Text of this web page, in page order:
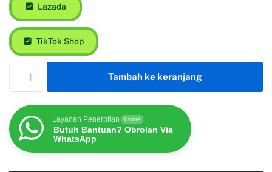
Lazada
TikTok Shop
Tambah ke keranjang
Layanan Penerbitan Online
Butuh Bantuan? Obrolan Via
WhatsApp